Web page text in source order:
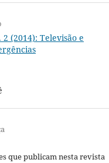
2 (2014): Televisão e
que publicam nesta revista